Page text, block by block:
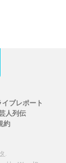
イブレポート
人列伝
約